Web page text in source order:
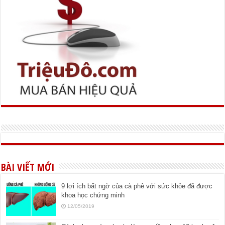
BÀI VIẾT MỚI
9 lợi ích bất ngờ của cà phê với sức khỏe đã được
khoa học chứng minh
12/05/2019